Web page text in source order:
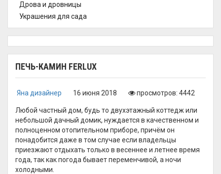
Дрова и дровницы
Украшения для сада
ПЕЧЬ-КАМИН FERLUX
Яна дизайнер 16 июня 2018 просмотров: 4442
Любой частный дом, будь то двухэтажный коттедж или
небольшой дачный домик, нуждается в качественном и
полноценном отопительном приборе, причём он
понадобится даже в том случае если владельцы
приезжают отдыхать только в весеннее и летнее время
года, так как погода бывает переменчивой, а ночи
холодными.